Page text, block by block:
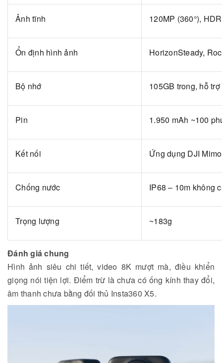
Ảnh tĩnh 120MP (360°),
Ổn định hình ảnh HorizonSteady,
Bộ nhớ 105GB trong, hỗ
Pin 1.950 mAh ~100
Kết nối Ứng dụng DJI
Chống nước IP68 – 10m không
Trọng lượng ~183g
Đánh giá chung
Hình ảnh siêu chi tiết, video 8K mượt mà, điều khiển
giọng nói tiện lợi. Điểm trừ là chưa có ống kính thay đổi,
âm thanh chưa bằng đối thủ Insta360 X5.